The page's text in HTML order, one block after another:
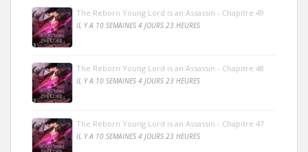
The Reborn Young Lord is an Assassin - Chapitre 49
IL Y A 10 SEMAINES 4 JOURS 23 HEURES
The Reborn Young Lord is an Assassin - Chapitre 48
IL Y A 10 SEMAINES 4 JOURS 23 HEURES
The Reborn Young Lord is an Assassin - Chapitre 47
IL Y A 10 SEMAINES 4 JOURS 23 HEURES